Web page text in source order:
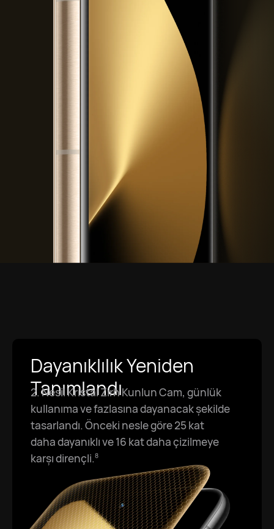
Dayanıklılık Yeniden
Tanımlandı
2. Nesil Kristal Zırh Kunlun Cam, günlük
kullanıma ve fazlasına dayanacak şekilde
tasarlandı. Önceki nesle göre 25 kat
daha dayanıklı ve 16 kat daha çizilmeye
karşı dirençli.⁠8